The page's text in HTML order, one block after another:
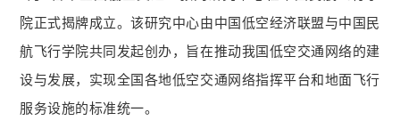
院正式揭牌成立。该研究中心由中国低空经济联盟与中国民
航飞行学院共同发起创办，旨在推动我国低空交通网络的建
设与发展，实现全国各地低空交通网络指挥平台和地面飞行
服务设施的标准统一。